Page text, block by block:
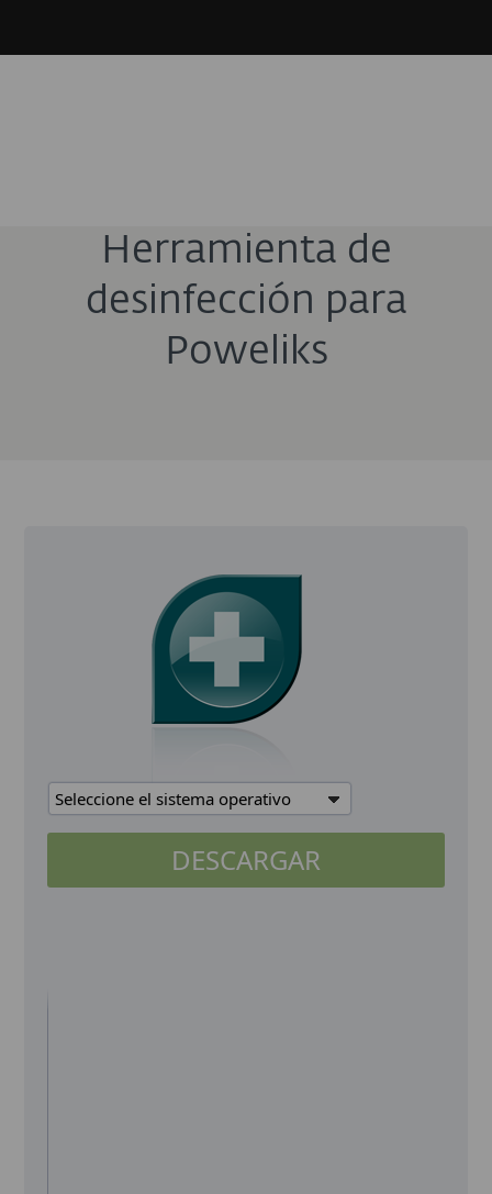
Herramienta de
desinfección para
Poweliks
Seleccione el sistema operativo
DESCARGAR